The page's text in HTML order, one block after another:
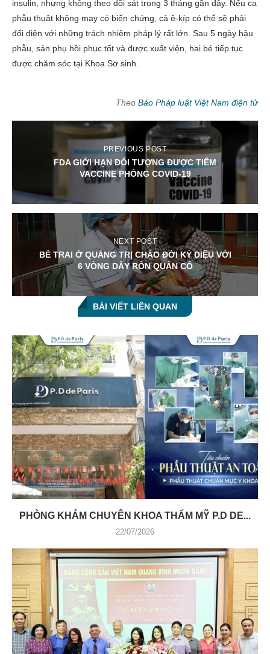
insulin, nhưng không theo dõi sát trong 3 tháng gần đây. Nếu ca
phẫu thuật không may có biến chứng, cả ê-kíp có thể sẽ phải
đối diện với những trách nhiệm pháp lý rất lớn. Sau 5 ngày hậu
phẫu, sản phụ hồi phục tốt và được xuất viện, hai bé tiếp tục
được chăm sóc tại Khoa Sơ sinh.
Theo Báo Pháp luật Việt Nam điện tử
PREVIOUS POST
FDA GIỚI HẠN ĐỐI TƯỢNG ĐƯỢC TIÊM
VACCINE PHÒNG COVID-19
NEXT POST
BÉ TRAI Ở QUẢNG TRỊ CHÀO ĐỜI KỲ DIỆU VỚI
6 VÒNG DÂY RỐN QUẤN CỔ
BÀI VIẾT LIÊN QUAN
PHÒNG KHÁM CHUYÊN KHOA THẨM MỸ P.D DE...
22/07/2026